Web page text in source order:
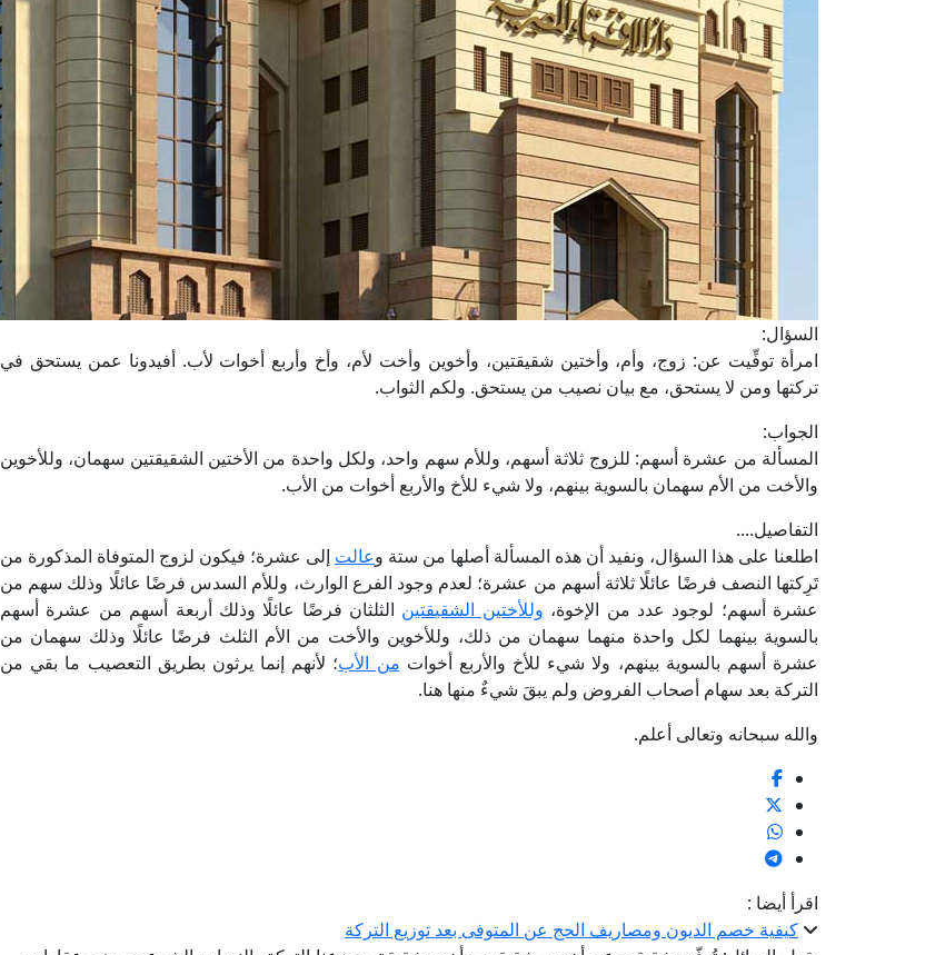
السؤال:
امرأة توفِّيت عن: زوج، وأم، وأختين شقيقتين، وأخوين وأخت لأم، وأخ وأربع أخوات لأب. أفيدونا عمن يستحق في
تركتها ومن لا يستحق، مع بيان نصيب من يستحق. ولكم الثواب.
الجواب:
المسألة من عشرة أسهم: للزوج ثلاثة أسهم، وللأم سهم واحد، ولكل واحدة من الأختين الشقيقتين سهمان، وللأخوين
والأخت من الأم سهمان بالسوية بينهم، ولا شيء للأخ والأربع أخوات من الأب.
التفاصيل....
اطلعنا على هذا السؤال، ونفيد أن هذه المسألة أصلها من ستة وعالت إلى عشرة؛ فيكون لزوج المتوفاة المذكورة من
تَرِكتها النصف فرضًا عائلًا ثلاثة أسهم من عشرة؛ لعدم وجود الفرع الوارث، وللأم السدس فرضًا عائلًا وذلك سهم من
عشرة أسهم؛ لوجود عدد من الإخوة، وللأختين الشقيقتين الثلثان فرضًا عائلًا وذلك أربعة أسهم من عشرة أسهم
بالسوية بينهما لكل واحدة منهما سهمان من ذلك، وللأخوين والأخت من الأم الثلث فرضًا عائلًا وذلك سهمان من
عشرة أسهم بالسوية بينهم، ولا شيء للأخ والأربع أخوات من الأب؛ لأنهم إنما يرثون بطريق التعصيب ما بقي من
التركة بعد سهام أصحاب الفروض ولم يبقَ شيءٌ منها هنا.
والله سبحانه وتعالى أعلم.
اقرأ أيضا :
كيفية خصم الديون ومصاريف الحج عن المتوفى بعد توزيع التركة